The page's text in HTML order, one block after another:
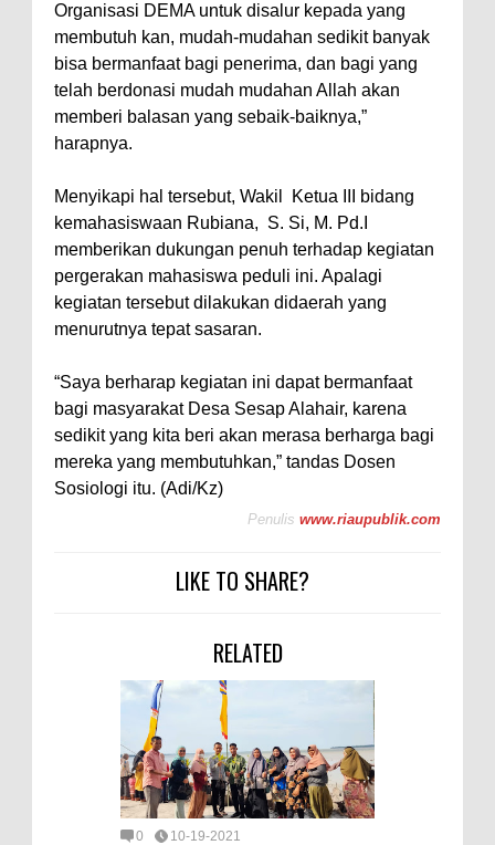
Organisasi DEMA untuk disalur kepada yang
membutuh kan, mudah-mudahan sedikit banyak
bisa bermanfaat bagi penerima, dan bagi yang
telah berdonasi mudah mudahan Allah akan
memberi balasan yang sebaik-baiknya,”
harapnya.
Menyikapi hal tersebut, Wakil Ketua III bidang
kemahasiswaan Rubiana, S. Si, M. Pd.I
memberikan dukungan penuh terhadap kegiatan
pergerakan mahasiswa peduli ini. Apalagi
kegiatan tersebut dilakukan didaerah yang
menurutnya tepat sasaran.
“Saya berharap kegiatan ini dapat bermanfaat
bagi masyarakat Desa Sesap Alahair, karena
sedikit yang kita beri akan merasa berharga bagi
mereka yang membutuhkan,” tandas Dosen
Sosiologi itu. (Adi/Kz)
Penulis www.riaupublik.com
LIKE TO SHARE?
RELATED
0 10-19-2021